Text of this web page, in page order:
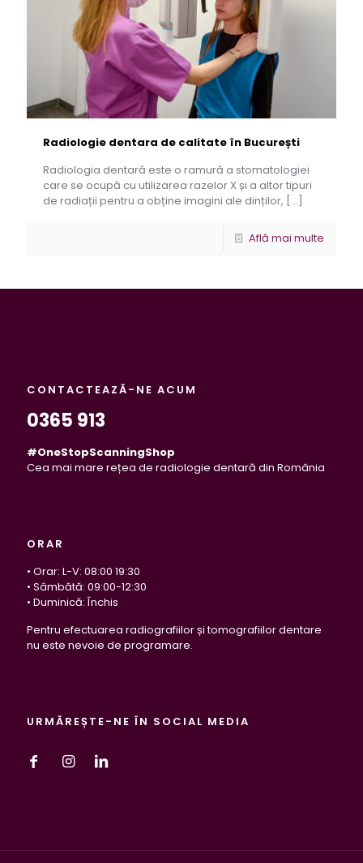
Radiologie dentara de calitate în București
Radiologia dentară este o ramură a stomatologiei
care se ocupă cu utilizarea razelor X și a altor tipuri
de radiații pentru a obține imagini ale dinților, […]
Află mai multe
CONTACTEAZĂ-NE ACUM
0365 913
#OneStopScanningShop
Cea mai mare rețea de radiologie dentară din România
ORAR
• Orar: L-V: 08:00 19:30
• Sâmbătă: 09:00-12:30
• Duminică: Închis
Pentru efectuarea radiografiilor și tomografiilor dentare
nu este nevoie de programare.
URMĂREȘTE-NE ÎN SOCIAL MEDIA